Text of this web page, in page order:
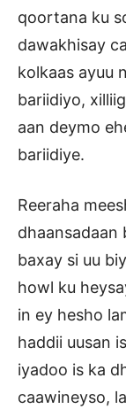
qoortana ku
dawakhisay
kolkaas ayuu
bariidiyo,
aan deymo
bariidiye.
Reeraha
dhaansadaan
baxay si uu
howl ku
in ey hesho
haddii uusan
iyadoo is ka
caawineyso,